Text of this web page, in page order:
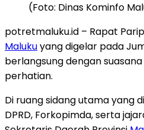
(Foto: Dinas Kominfo
potretmaluku.id – Rapat
Malukuyang digelar pada
berlangsung dengan
perhatian.
Di ruang sidang utama yang
DPRD, Forkopimda, serta